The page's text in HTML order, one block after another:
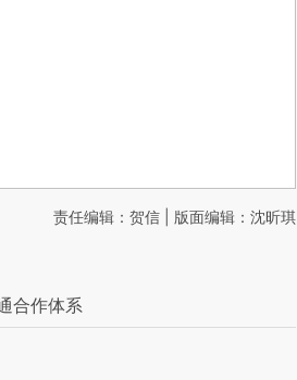
责任编辑：贺信 | 版面编辑：沈昕琪
合作体系